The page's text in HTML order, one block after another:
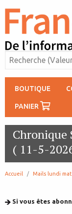
BOUTIQUE
PANIER
Chronique
( 11-5-
Accueil Mails lundi
Si vous êtes